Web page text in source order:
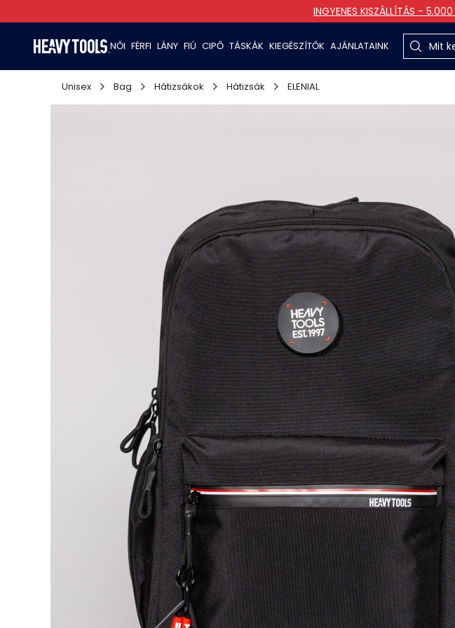
INGYENES KISZÁLLÍTÁS - 5.000
NŐI FÉRFI LÁNY FIÚ CIPŐ TÁSKÁK KIEGÉSZÍTŐK AJÁNLATAINK
Unisex Bag Hátizsákok Hátizsák ELENIAL